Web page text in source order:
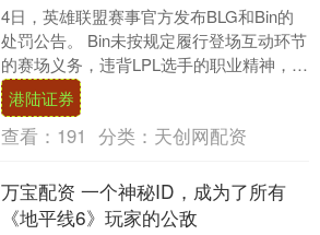
4日，英雄联盟赛事官方发布BLG和Bin的
处罚公告。 Bin未按规定履行登场互动环节
的赛场义务，违背LPL选手的职业精神，扰
乱了赛事标准化运行秩序，对观众的观
赛....
港陆证券
查看： 191 分类： 天创网配资
万宝配资 一个神秘ID，成为了所有
《地平线6》玩家的公敌